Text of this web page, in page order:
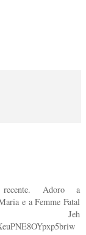
Adoro a
e a Femme Fatal